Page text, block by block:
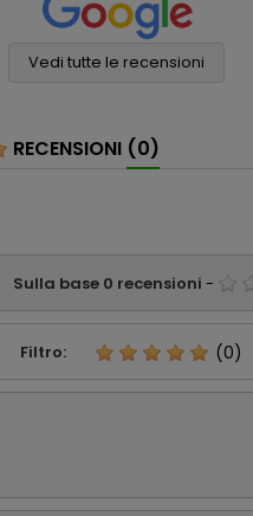
Vedi tutte le recensioni
binocolo Nikon. Il
prezzo era il più
conveniente online
perfetto
RECENSIONI (0)
Sulla base 0 recensioni -
Filtro: (0)